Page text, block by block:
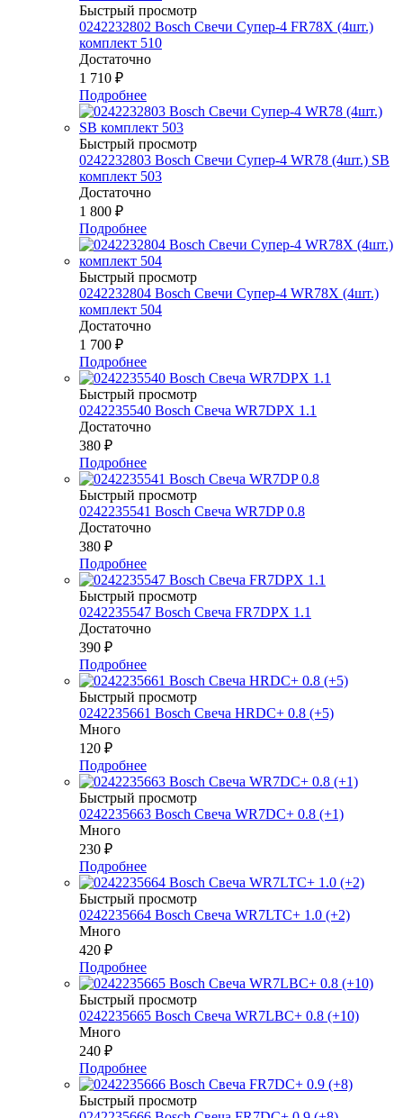
Быстрый просмотр
0242232802 Bosch Свечи Супер-4 FR78Х (4шт.)
комплект 510
Достаточно
1 710 ₽
Подробнее
Быстрый просмотр
0242232803 Bosch Свечи Супер-4 WR78 (4шт.) SB
комплект 503
Достаточно
1 800 ₽
Подробнее
Быстрый просмотр
0242232804 Bosch Свечи Супер-4 WR78Х (4шт.)
комплект 504
Достаточно
1 700 ₽
Подробнее
Быстрый просмотр
0242235540 Bosch Свеча WR7DPX 1.1
Достаточно
380 ₽
Подробнее
Быстрый просмотр
0242235541 Bosch Свеча WR7DP 0.8
Достаточно
380 ₽
Подробнее
Быстрый просмотр
0242235547 Bosch Свеча FR7DPX 1.1
Достаточно
390 ₽
Подробнее
Быстрый просмотр
0242235661 Bosch Свеча HRDC+ 0.8 (+5)
Много
120 ₽
Подробнее
Быстрый просмотр
0242235663 Bosch Свеча WR7DC+ 0.8 (+1)
Много
230 ₽
Подробнее
Быстрый просмотр
0242235664 Bosch Свеча WR7LTC+ 1.0 (+2)
Много
420 ₽
Подробнее
Быстрый просмотр
0242235665 Bosch Свеча WR7LBC+ 0.8 (+10)
Много
240 ₽
Подробнее
Быстрый просмотр